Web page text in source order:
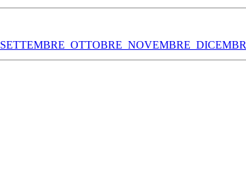
SETTEMBRE OTTOBRE NOVEMBRE